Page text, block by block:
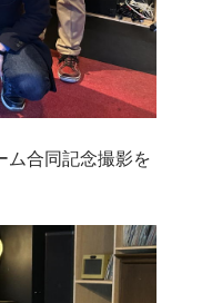
合同記念撮影を